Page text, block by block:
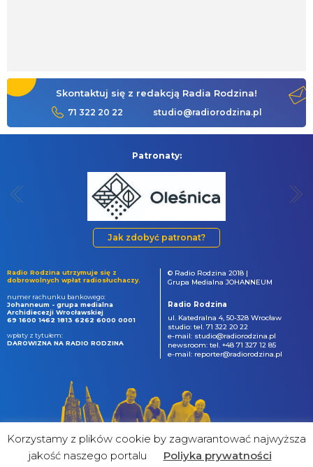
Skontaktuj się z redakcją Radia Rodzina!
71 322 20 22 studio@radiorodzina.pl
Patronaty:
Jak zdobyć patronat?
Radio Rodzina utrzymuje się z
dobrowolnych wpłat radiosłuchaczy.
numer rachunku bankowego:
Johanneum - grupa medialna
Archidiecezji Wrocławskiej
69 1600 1462 1813 6262 6000 0001
wpłaty z tytułem:
DAROWIZNA NA RADIO RODZINA
© Radio Rodzina 2018 |
Grupa Medialna JOHANNEUM
Radio Rodzina
ul. Katedralna 4, 50-328 Wrocław
studio: tel. 71 322 20 22
e-mail: studio@radiorodzina.pl
newsroom: tel. +48 71 327 12 85
e-mail: reporter@radiorodzina.pl
Korzystamy z plików cookie by zagwarantować najwyższa
jakość naszego portalu
Poliyka prywatności